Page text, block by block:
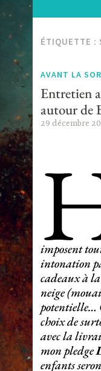
ÉTIQUETTE :
AVANT LA
Entretien
autour de
29 décembre
imposent
intonation
cadeaux à
neige
potentielle…
choix de
avec la
mon pledge
enfants